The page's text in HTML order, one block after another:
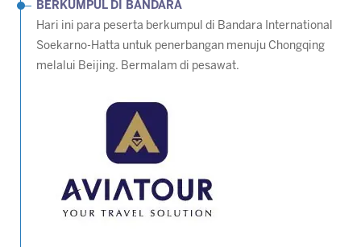
BERKUMPUL DI BANDARA
Hari ini para peserta berkumpul di Bandara International
Soekarno-Hatta untuk penerbangan menuju Chongqing
melalui Beijing. Bermalam di pesawat.